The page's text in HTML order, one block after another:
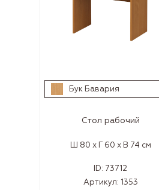
Бук Бавария
Стол рабочий
Ш 80 x Г 60 x В 74 см
ID: 73712
Артикул: 1353